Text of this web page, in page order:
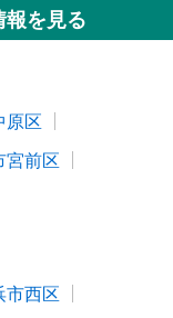
を見る
原区
宮前区
市西区